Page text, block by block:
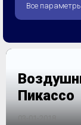
Все
Пикассо